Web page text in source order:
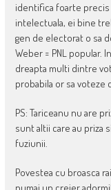
identifica foarte precis
intelectuala, ei bine
gen de electorat o sa
Weber = PNL popular.
dreapta multi dintre
probabila or sa voteze
PS: Tariceanu nu are
sunt altii care au priza
fuziunii.
Povestea cu broasca